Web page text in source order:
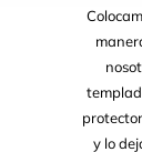
y lo